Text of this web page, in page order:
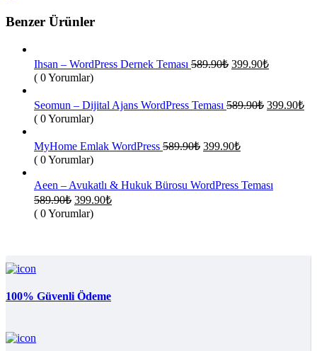
Benzer Ürünler
Ihsan – WordPress Dernek Teması 589.90₺ Orijinal
399.90₺Şu
399.90₺.
( 0 Yorumlar)
Seomun – Dijital Ajans WordPress Teması 589.90₺ Orijinal
399.90₺Şu
( 0 Yorumlar)
MyHome Emlak WordPress 589.90₺ Orijinal
399.90₺Şu
399.90₺.
( 0 Yorumlar)
Aeen – Avukatlı & Hukuk Bürosu WordPress Teması
589.90₺ Orijinal
fiyat:
399.90₺Şu
( 0 Yorumlar)
100% Güvenli Ödeme